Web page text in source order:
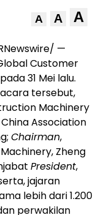
A A A
—
Customer
31 Mei lalu.
tersebut,
Machinery
China Association
Chairman,
Zheng
President,
jajaran
lebih dari 1.200
perwakilan